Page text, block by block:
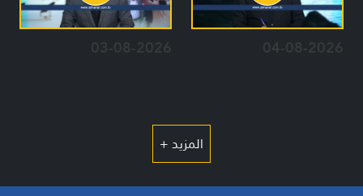
04-08-2026
03-08-2026
المزيد +